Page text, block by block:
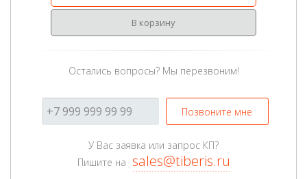
В корзину
Остались вопросы? Мы перезвоним!
Позвоните мне
У Вас заявка или запрос КП?
Пишите на sales@tiberis.ru